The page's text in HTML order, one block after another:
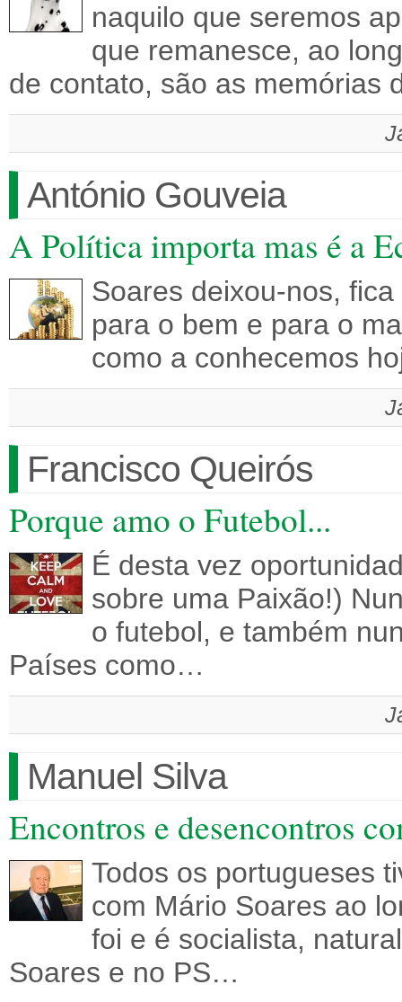
naquilo que seremos
que remanesce, ao
de contato, são as memórias
António Gouveia
A Política importa mas é a
Soares deixou-nos,
para o bem e para o
como a conhecemos
Francisco Queirós
Porque amo o Futebol...
É desta vez
sobre uma Paixão!)
o futebol, e também
Países como…
Manuel Silva
Encontros e desencontros
Todos os portugueses
com Mário Soares ao
foi e é socialista,
Soares e no PS…